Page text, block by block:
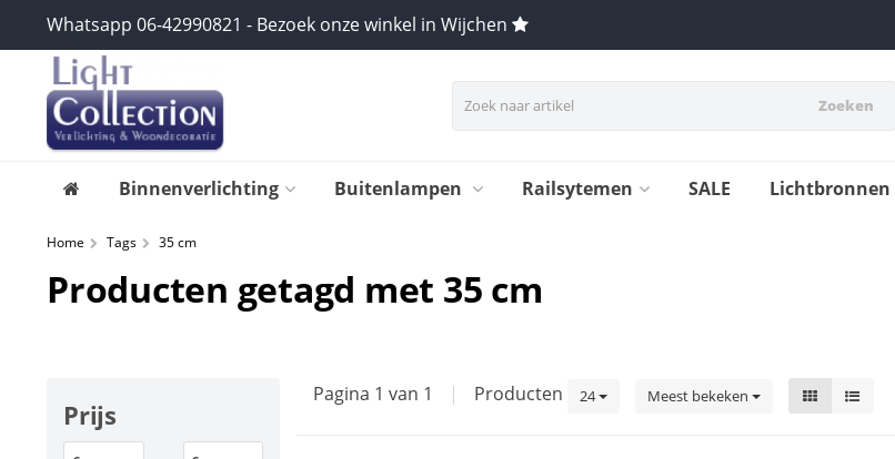
Whatsapp 06-42990821 - Bezoek onze winkel in Wijchen
Zoeken
Binnenverlichting Buitenlampen Railsytemen SALE Lichtbronnen
Home Tags 35 cm
Producten getagd met 35 cm
Prijs
Pagina 1 van 1 | Producten 24 Meest bekeken